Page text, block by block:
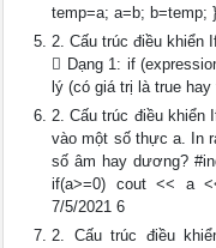
temp=a; a=b; b=temp;
2. Cấu trúc điều khiển
 Dạng 1: if
lý (có giá trị là true
2. Cấu trúc điều khiển
vào một số thực a. In
số âm hay dương?
if(a>=0) cout << a
7/5/2021 6
2. Cấu trúc điều